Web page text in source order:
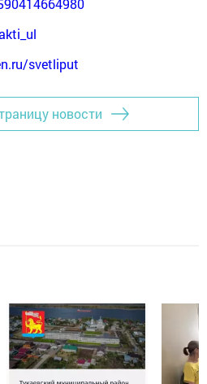
svetliput
новости